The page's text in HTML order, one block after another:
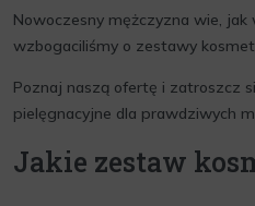
Nowoczesny mężczyzna wie,
wzbogaciliśmy o zestawy
Poznaj naszą ofertę i zatroszcz
pielęgnacyjne dla prawdziwych
Jakie zestaw